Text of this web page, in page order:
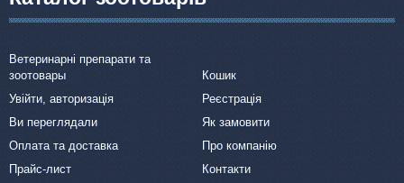
Ветеринарні препарати та
зоотовары
Кошик
Увійти, авторизація
Реєстрація
Ви переглядали
Як замовити
Оплата та доставка
Про компанію
Прайс-лист
Контакти